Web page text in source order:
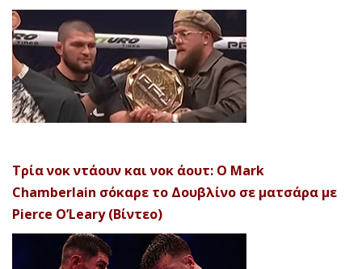
Τρία νοκ ντάουν και νοκ άουτ: Ο Mark
Chamberlain σόκαρε το Δουβλίνο σε ματσάρα με
Pierce O’Leary (Βίντεο)